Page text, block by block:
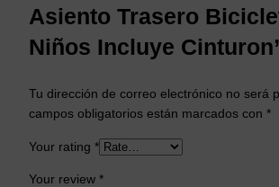
Asiento Trasero
Niños Incluye
Tu dirección de correo electrónico no será
campos obligatorios están marcados con *
Your rating *
Your review *